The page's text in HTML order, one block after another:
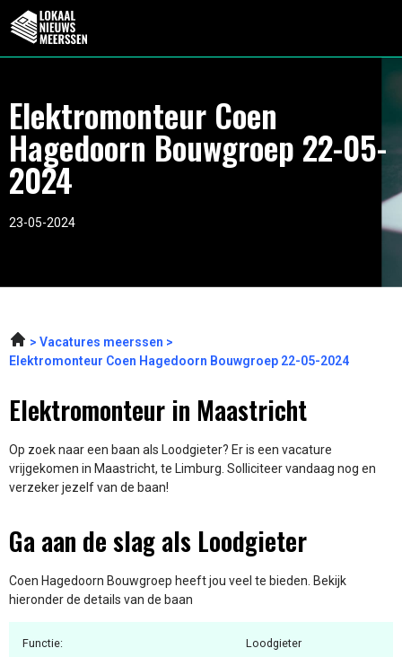
Elektromonteur Coen
Hagedoorn Bouwgroep 22-05-
2024
23-05-2024
Vacatures meerssen
Elektromonteur Coen Hagedoorn Bouwgroep 22-05-2024
Elektromonteur in Maastricht
Op zoek naar een baan als Loodgieter? Er is een vacature
vrijgekomen in Maastricht, te Limburg. Solliciteer vandaag nog en
verzeker jezelf van de baan!
Ga aan de slag als Loodgieter
Coen Hagedoorn Bouwgroep heeft jou veel te bieden. Bekijk
hieronder de details van de baan
Functie: Loodgieter